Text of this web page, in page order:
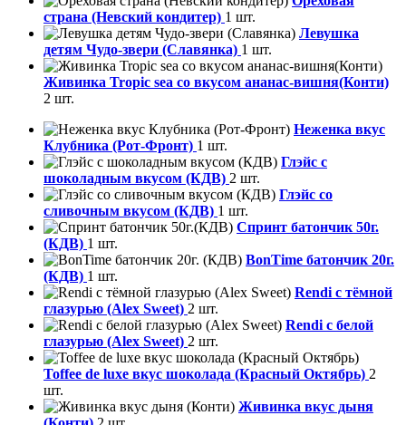
страна (Невский кондитер) 1 шт.
Левушка
детям Чудо-звери (Славянка) 1 шт.
Живинка Tropic sea со вкусом ананас-вишня(Конти)
2 шт.
Неженка вкус
Клубника (Рот-Фронт) 1 шт.
Глэйс с
шоколадным вкусом (КДВ) 2 шт.
Глэйс со
сливочным вкусом (КДВ) 1 шт.
Спринт батончик 50г.
(КДВ) 1 шт.
BonTime батончик 20г.
(КДВ) 1 шт.
Rendi с тёмной
глазурью (Alex Sweet) 2 шт.
Rendi с белой
глазурью (Alex Sweet) 2 шт.
Toffee de luxe вкус шоколада (Красный Октябрь) 2
шт.
Живинка вкус дыня